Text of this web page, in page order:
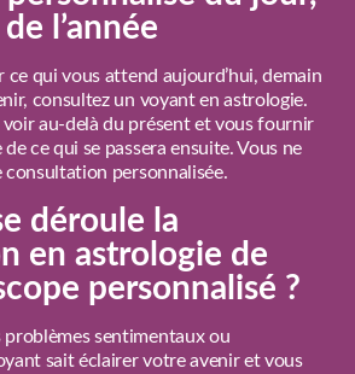
l’année
ce qui vous attend aujourd’hui, demain
consultez un voyant en astrologie.
au-delà du présent et vous fournir
ce qui se passera ensuite. Vous ne
consultation personnalisée.
déroule la
en astrologie de
personnalisé ?
sentimentaux ou
sait éclairer votre avenir et vous